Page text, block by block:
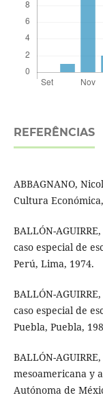
REFERÊNCIAS
ABBAGNANO,
Cultura
BALLÓN-
caso especial de
Perú, Lima, 1974.
BALLÓN-
caso especial de
Puebla, Puebla,
BALLÓN-
mesoamericana y
Autónoma de